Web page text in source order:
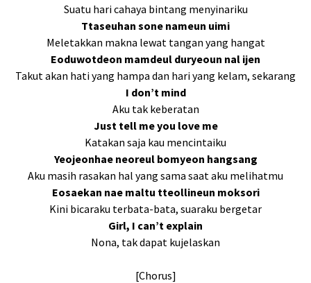
Suatu hari cahaya bintang menyinariku
Ttaseuhan sone nameun uimi
Meletakkan makna lewat tangan yang hangat
Eoduwotdeon mamdeul duryeoun nal ijen
Takut akan hati yang hampa dan hari yang kelam, sekarang
I don’t mind
Aku tak keberatan
Just tell me you love me
Katakan saja kau mencintaiku
Yeojeonhae neoreul bomyeon hangsang
Aku masih rasakan hal yang sama saat aku melihatmu
Eosaekan nae maltu tteollineun moksori
Kini bicaraku terbata-bata, suaraku bergetar
Girl, I can’t explain
Nona, tak dapat kujelaskan
[Chorus]